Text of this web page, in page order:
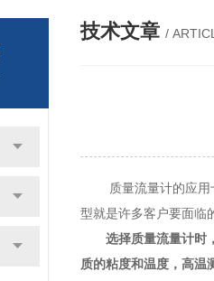
技术文章 /
质量流量计的应用十
型就是许多客户要面临
选择质量流量计时
质的粘度和温度，高温